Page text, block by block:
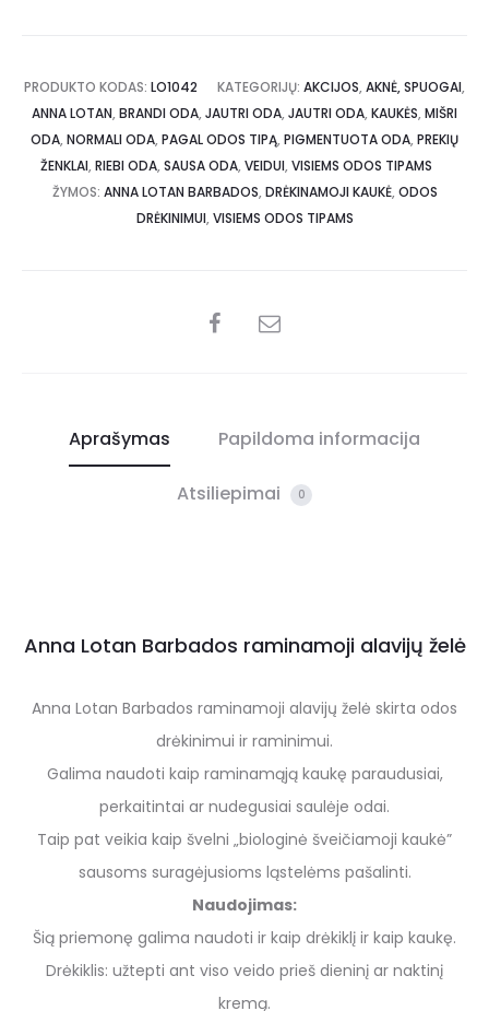
PRODUKTO KODAS: LO1042 KATEGORIJŲ: AKCIJOS, AKNĖ, SPUOGAI,
ANNA LOTAN, BRANDI ODA, JAUTRI ODA, JAUTRI ODA, KAUKĖS, MIŠRI
ODA, NORMALI ODA, PAGAL ODOS TIPĄ, PIGMENTUOTA ODA, PREKIŲ
ŽENKLAI, RIEBI ODA, SAUSA ODA, VEIDUI, VISIEMS ODOS TIPAMS
ŽYMOS: ANNA LOTAN BARBADOS, DRĖKINAMOJI KAUKĖ, ODOS
DRĖKINIMUI, VISIEMS ODOS TIPAMS
Aprašymas Papildoma informacija
Atsiliepimai 0
Anna Lotan Barbados raminamoji alavijų želė
Anna Lotan Barbados raminamoji alavijų želė skirta odos
drėkinimui ir raminimui.
Galima naudoti kaip raminamąją kaukę paraudusiai,
perkaitintai ar nudegusiai saulėje odai.
Taip pat veikia kaip švelni „biologinė šveičiamoji kaukė”
sausoms suragėjusioms ląstelėms pašalinti.
Naudojimas:
Šią priemonę galima naudoti ir kaip drėkiklį ir kaip kaukę.
Drėkiklis: užtepti ant viso veido prieš dieninį ar naktinį
kremą.